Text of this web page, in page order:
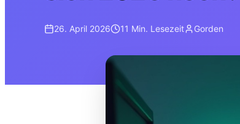
26. April 2026 11 Min. Lesezeit Gorden